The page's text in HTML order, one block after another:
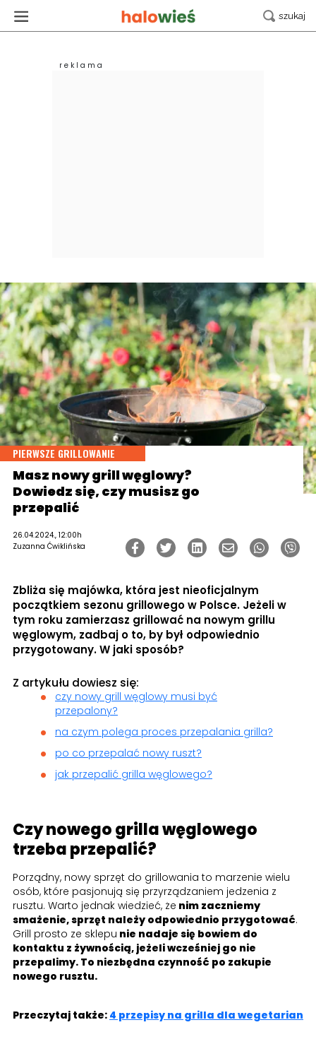
PIERWSZE GRILLOWANIE
Masz nowy grill węglowy?
Dowiedz się, czy musisz go
przepalić
26.04.2024., 12:00h
Zuzanna Ćwiklińska
Zbliża się majówka, która jest nieoficjalnym
początkiem sezonu grillowego w Polsce. Jeżeli w
tym roku zamierzasz grillować na nowym grillu
węglowym, zadbaj o to, by był odpowiednio
przygotowany. W jaki sposób?
Z artykułu dowiesz się:
czy nowy grill węglowy musi być
przepalony?
na czym polega proces przepalania grilla?
po co przepalać nowy ruszt?
jak przepalić grilla węglowego?
Czy nowego grilla węglowego
trzeba przepalić?
Porządny, nowy sprzęt do grillowania to marzenie wielu
osób, które pasjonują się przyrządzaniem jedzenia z
rusztu. Warto jednak wiedzieć, że nim zaczniemy
smażenie, sprzęt należy odpowiednio przygotować.
Grill prosto ze sklepu nie nadaje się bowiem do
kontaktu z żywnością, jeżeli wcześniej go nie
przepalimy. To niezbędna czynność po zakupie
nowego rusztu.
Przeczytaj także: 4 przepisy na grilla dla wegetarian